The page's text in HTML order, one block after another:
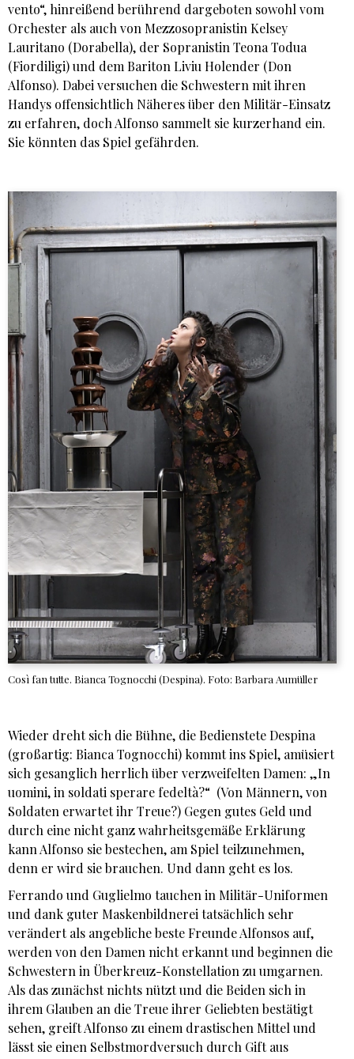
vento“, hinreißend berührend dargeboten sowohl vom
Orchester als auch von Mezzosopranistin Kelsey
Lauritano (Dorabella), der Sopranistin Teona Todua
(Fiordiligi) und dem Bariton Liviu Holender (Don
Alfonso). Dabei versuchen die Schwestern mit ihren
Handys offensichtlich Näheres über den Militär-Einsatz
zu erfahren, doch Alfonso sammelt sie kurzerhand ein.
Sie könnten das Spiel gefährden.
Così fan tutte. Bianca Tognocchi (Despina). Foto: Barbara Aumüller
Wieder dreht sich die Bühne, die Bedienstete Despina
(großartig: Bianca Tognocchi) kommt ins Spiel, amüsiert
sich gesanglich herrlich über verzweifelten Damen: „In
uomini, in soldati sperare fedeltà?“ (Von Männern, von
Soldaten erwartet ihr Treue?) Gegen gutes Geld und
durch eine nicht ganz wahrheitsgemäße Erklärung
kann Alfonso sie bestechen, am Spiel teilzunehmen,
denn er wird sie brauchen. Und dann geht es los.
Ferrando und Guglielmo tauchen in Militär-Uniformen
und dank guter Maskenbildnerei tatsächlich sehr
verändert als angebliche beste Freunde Alfonsos auf,
werden von den Damen nicht erkannt und beginnen die
Schwestern in Überkreuz-Konstellation zu umgarnen.
Als das zunächst nichts nützt und die Beiden sich in
ihrem Glauben an die Treue ihrer Geliebten bestätigt
sehen, greift Alfonso zu einem drastischen Mittel und
lässt sie einen Selbstmordversuch durch Gift aus